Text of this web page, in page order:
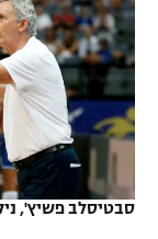
VOD
רץ ברשת
נבחרת ישראל
מכבי חיפה
בית"ר ירושלים
מכבי תל אביב
ליגה ספרדית
ליגה איטלקית
ליגה צרפתית
ליגה הולנדית
כדורסל נשים
מכבי תל אביב
הפועל חולון
הפועל ירושלים
יורוליג
יורוקאפ
טניס
כדוריד
כדורעף
סבטיסלב פשיץ',